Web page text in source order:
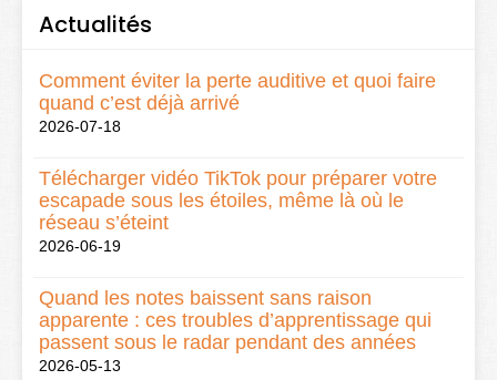
Actualités
Comment éviter la perte auditive et quoi faire
quand c’est déjà arrivé
2026-07-18
Télécharger vidéo TikTok pour préparer votre
escapade sous les étoiles, même là où le
réseau s’éteint
2026-06-19
Quand les notes baissent sans raison
apparente : ces troubles d’apprentissage qui
passent sous le radar pendant des années
2026-05-13